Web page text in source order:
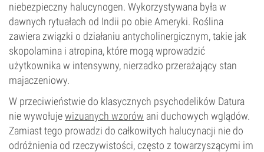
niebezpieczny halucynogen. Wykorzystywana była w
dawnych rytuałach od Indii po obie Ameryki. Roślina
zawiera związki o działaniu antycholinergicznym, takie jak
skopolamina i atropina, które mogą wprowadzić
użytkownika w intensywny, nierzadko przerażający stan
majaczeniowy.
W przeciwieństwie do klasycznych psychodelików Datura
nie wywołujewizuanych wzorów ani duchowych wglądów.
Zamiast tego prowadzi do całkowitych halucynacji nie do
odróżnienia od rzeczywistości, często z towarzyszącymi im